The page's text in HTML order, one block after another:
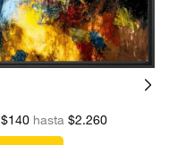
$140hasta $2.260